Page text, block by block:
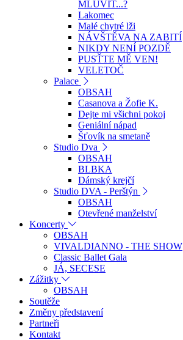
MLUVIT...?
Lakomec
Malé chytré lži
NÁVŠTĚVA NA ZABITÍ
NIKDY NENÍ POZDĚ
PUSŤTE MĚ VEN!
VELETOČ
Palace
OBSAH
Casanova a Žofie K.
Dejte mi všichni pokoj
Geniální nápad
Šťovík na smetaně
Studio Dva
OBSAH
BLBKA
Dámský krejčí
Studio DVA - Perštýn
OBSAH
Otevřené manželství
Koncerty
OBSAH
VIVALDIANNO - THE SHOW
Classic Ballet Gala
JÁ, SECESE
Zážitky
OBSAH
Soutěže
Změny představení
Partneři
Kontakt